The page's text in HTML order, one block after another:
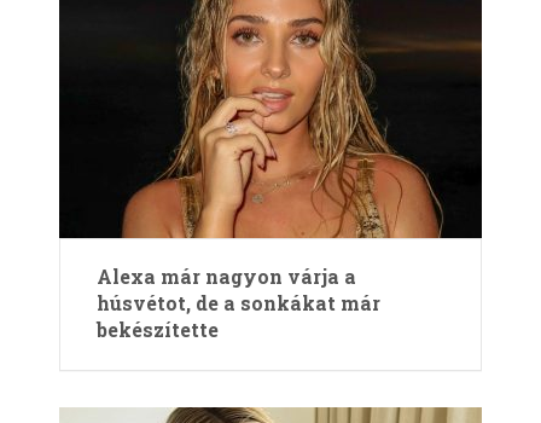
Alexa már nagyon várja a
húsvétot, de a sonkákat már
bekészítette